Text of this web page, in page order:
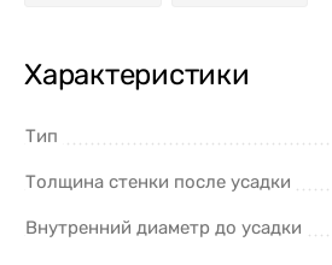
Характеристики
Тип
Толщина стенки после усадки
Внутренний диаметр до усадки